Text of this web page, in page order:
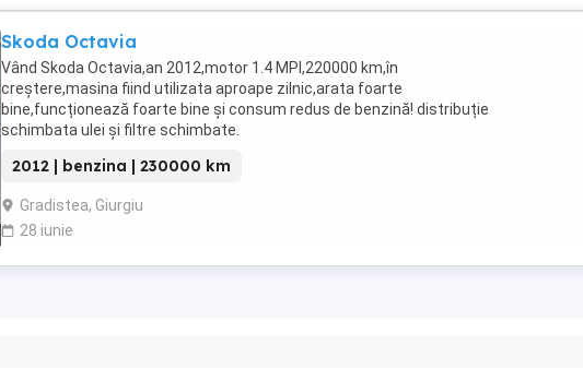
Skoda Octavia
Vând Skoda Octavia,an 2012,motor 1.4 MPI,220000 km,în
creștere,masina fiind utilizata aproape zilnic,arata foarte
bine,funcționează foarte bine și consum redus de benzină! distribuție
schimbata ulei și filtre schimbate.
2012 | benzina | 230000 km
Gradistea, Giurgiu
28 iunie